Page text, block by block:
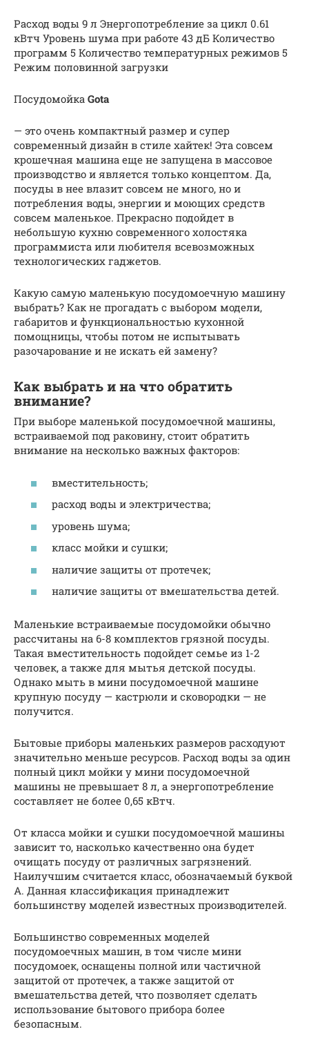
Расход воды 9 л Энергопотребление за цикл 0.61
кВтч Уровень шума при работе 43 дБ Количество
программ 5 Количество температурных режимов 5
Режим половинной загрузки
Посудомойка Gota
— это очень компактный размер и супер
современный дизайн в стиле хайтек! Эта совсем
крошечная машина еще не запущена в массовое
производство и является только концептом. Да,
посуды в нее влазит совсем не много, но и
потребления воды, энергии и моющих средств
совсем маленькое. Прекрасно подойдет в
небольшую кухню современного холостяка
программиста или любителя всевозможных
технологических гаджетов.
Какую самую маленькую посудомоечную машину
выбрать? Как не прогадать с выбором модели,
габаритов и функциональностью кухонной
помощницы, чтобы потом не испытывать
разочарование и не искать ей замену?
Как выбрать и на что обратить
внимание?
При выборе маленькой посудомоечной машины,
встраиваемой под раковину, стоит обратить
внимание на несколько важных факторов:
вместительность;
расход воды и электричества;
уровень шума;
класс мойки и сушки;
наличие защиты от протечек;
наличие защиты от вмешательства детей.
Маленькие встраиваемые посудомойки обычно
рассчитаны на 6-8 комплектов грязной посуды.
Такая вместительность подойдет семье из 1-2
человек, а также для мытья детской посуды.
Однако мыть в мини посудомоечной машине
крупную посуду — кастрюли и сковородки — не
получится.
Бытовые приборы маленьких размеров расходуют
значительно меньше ресурсов. Расход воды за один
полный цикл мойки у мини посудомоечной
машины не превышает 8 л, а энергопотребление
составляет не более 0,65 кВтч.
От класса мойки и сушки посудомоечной машины
зависит то, насколько качественно она будет
очищать посуду от различных загрязнений.
Наилучшим считается класс, обозначаемый буквой
А. Данная классификация принадлежит
большинству моделей известных производителей.
Большинство современных моделей
посудомоечных машин, в том числе мини
посудомоек, оснащены полной или частичной
защитой от протечек, а также защитой от
вмешательства детей, что позволяет сделать
использование бытового прибора более
безопасным.